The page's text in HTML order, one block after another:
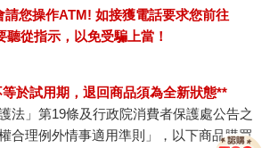
請您操作ATM! 如接獲電話要求您前往
從指示，以免受騙上當！
於試用期，退回商品須為全新狀態**
法」第19條及行政院消費者保護處公告之
合理例外情事適用準則」，以下商品購買